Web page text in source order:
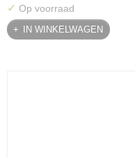
✓ Op voorraad
IN WINKELWAGEN